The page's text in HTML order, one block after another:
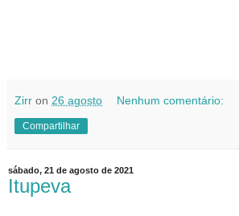
Zirr on 26 agosto Nenhum comentário:
Compartilhar
sábado, 21 de agosto de 2021
Itupeva